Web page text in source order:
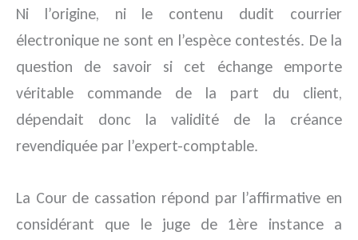
Ni l’origine, ni le contenu dudit courrier
électronique ne sont en l’espèce contestés. De la
question de savoir si cet échange emporte
véritable commande de la part du client,
dépendait donc la validité de la créance
revendiquée par l’expert-comptable.
La Cour de cassation répond par l’affirmative en
considérant que le juge de 1ère instance a